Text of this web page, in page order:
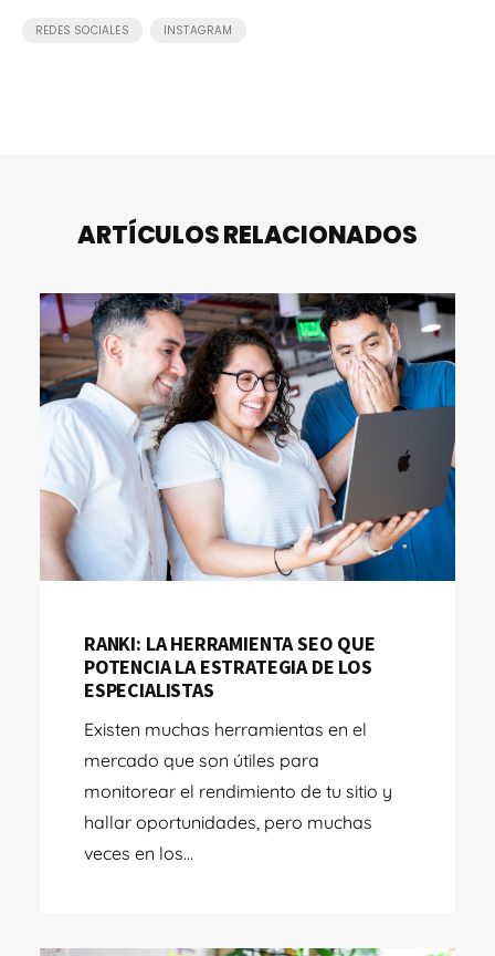
REDES SOCIALES INSTAGRAM
ARTÍCULOS RELACIONADOS
RANKI: LA HERRAMIENTA SEO QUE
POTENCIA LA ESTRATEGIA DE LOS
ESPECIALISTAS
Existen muchas herramientas en el
mercado que son útiles para
monitorear el rendimiento de tu sitio y
hallar oportunidades, pero muchas
veces en los...